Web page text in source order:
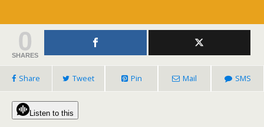
0
SHARES
Share Tweet Pin Mail SMS
Listen to this